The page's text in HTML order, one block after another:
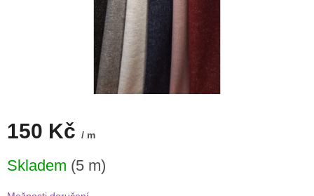
150 Kč / m
cena:
Skladem (5 m)